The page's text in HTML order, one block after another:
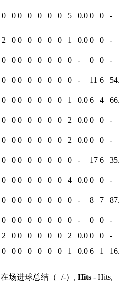
0 0 0 0 0 0 0 5 0.0 0 0 -
2 0 0 0 0 0 0 1 0.0 0 0 -
0 0 0 0 0 0 0 0 - 0 0 -
0 0 0 0 0 0 0 0 - 11 6
0 0 0 0 0 0 0 1 0.0 6 4
0 0 0 0 0 0 0 2 0.0 0 0 -
0 0 0 0 0 0 0 2 0.0 0 0 -
0 0 0 0 0 0 0 0 - 17 6
0 0 0 0 0 0 0 4 0.0 0 0 -
0 0 0 0 0 0 0 0 - 8 7
0 0 0 0 0 0 0 0 - 0 0
-
2 0 0 0 0 0 0 2 0.0 0 0
-
0 0 0 0 0 0 0 1 0.0 6 1
场进球总结（+/-）, Hits - Hits,